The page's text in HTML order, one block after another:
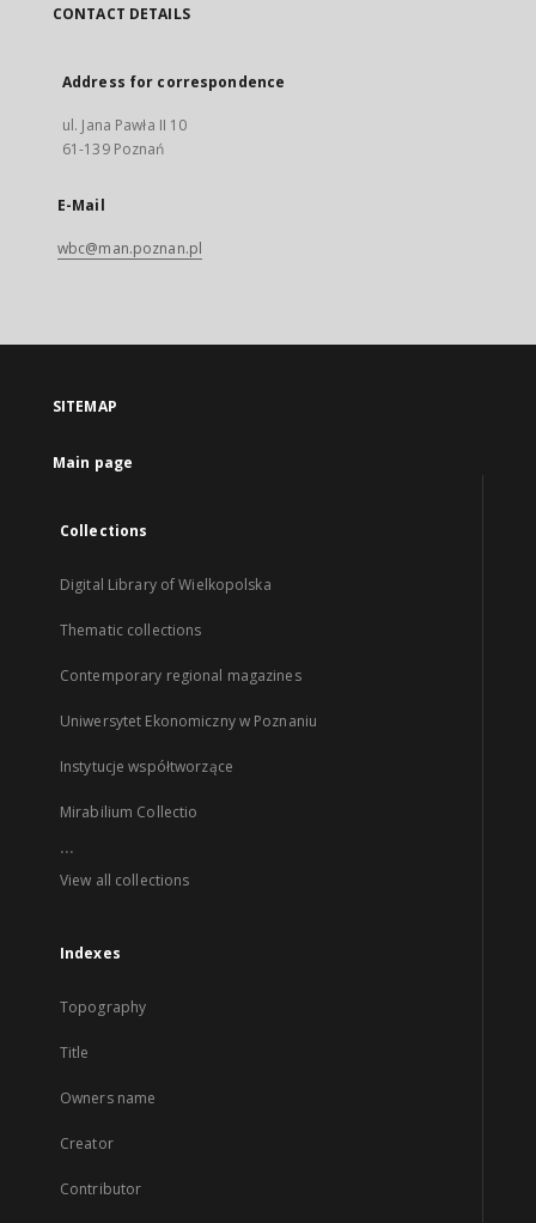
CONTACT DETAILS
Address for correspondence
ul. Jana Pawła II 10
61-139 Poznań
E-Mail
wbc@man.poznan.pl
SITEMAP
Main page
Collections
Digital Library of Wielkopolska
Thematic collections
Contemporary regional magazines
Uniwersytet Ekonomiczny w Poznaniu
Instytucje współtworzące
Mirabilium Collectio
...
View all collections
Indexes
Topography
Title
Owners name
Creator
Contributor